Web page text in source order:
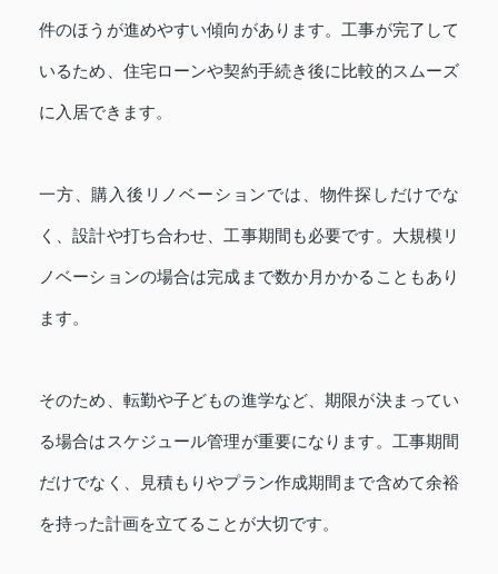
件のほうが進めやすい傾向があります。工事が完了して
いるため、住宅ローンや契約手続き後に比較的スムーズ
に入居できます。
一方、購入後リノベーションでは、物件探しだけでな
く、設計や打ち合わせ、工事期間も必要です。大規模リ
ノベーションの場合は完成まで数か月かかることもあり
ます。
そのため、転勤や子どもの進学など、期限が決まってい
る場合はスケジュール管理が重要になります。工事期間
だけでなく、見積もりやプラン作成期間まで含めて余裕
を持った計画を立てることが大切です。